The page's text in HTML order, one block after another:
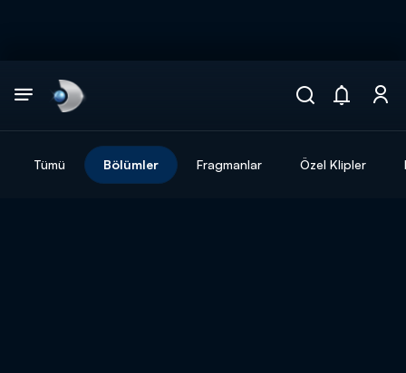
Tümü Bölümler Fragmanlar Özel Klipler